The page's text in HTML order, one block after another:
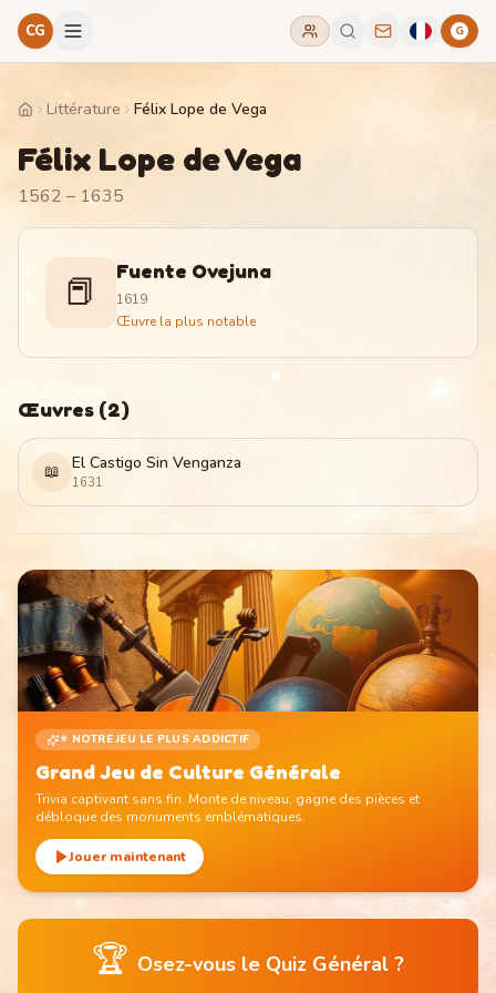
CG G
HomeLittérature Félix Lope de Vega
Félix Lope de Vega
1562 – 1635
📕 Fuente Ovejuna
1619
Œuvre la plus notable
Œuvres (2)
📖 El Castigo Sin Venganza
1631
⭐ NOTRE JEU LE PLUS ADDICTIF
Grand Jeu de Culture Générale
Trivia captivant sans fin. Monte de niveau, gagne des pièces et
débloque des monuments emblématiques.
Jouer maintenant
🏆 Osez-vous le Quiz Général ?